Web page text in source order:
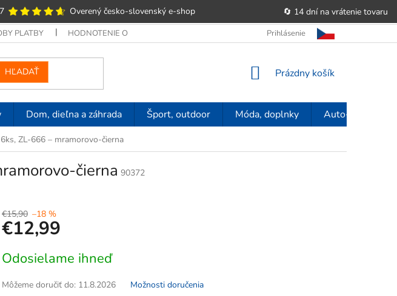
Overený česko-slovenský e‑shop
🔄 14 dní na vrátenie tovaru
PLATBY HODNOTENIE OBCHODU OBCHODNÉ PODMIENKY POUČENIE O PRÁVE
Prihlásenie
HĽADAŤ
NÁKUPNÝ
Prázdny košík
Dom, dieľna a záhrada Šport, outdoor Móda, doplnky Auto-moto
ZL-666 – mramorovo-čierna
čierna 90372
€15,90 –18 %
€12,99
cena:
Odosielame ihneď
Môžeme doručiť do: 11.8.2026 Možnosti doručenia